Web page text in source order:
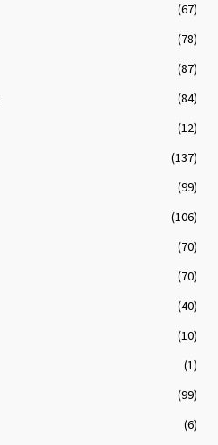
(67)
(78)
(87)
(84)
(12)
(137)
(99)
(106)
(70)
(70)
(40)
(10)
(1)
(99)
(6)